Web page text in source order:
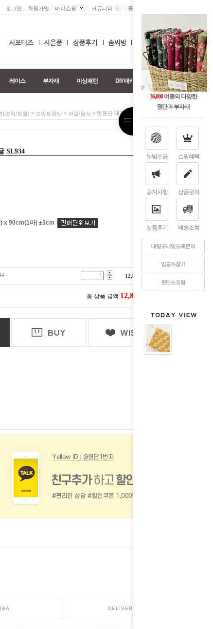
36,000여종의 다양한
원단과 부자재
누빔수공 쇼핑혜택
공지사항 상품문의
상품후기 배송조회
대량구매및도매문의
입금자찾기
원단소요량
로그인 회원가입 마이쇼핑 커뮤니티 즐겨찾기 +
0
레이스 부자재 미싱패턴 DIY패키지
(평직/트윌) > 프린트원단 > 과일/음식 > 면원단 대폭 30수 DTP 나는 귤 SL934
SL934
x 90cm(1마) ±3cm
12,800 원
총 상품 금액 12,800
DELIVERY